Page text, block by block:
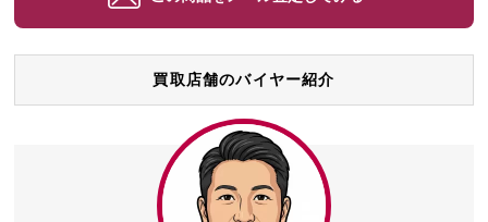
買取店舗のバイヤー紹介